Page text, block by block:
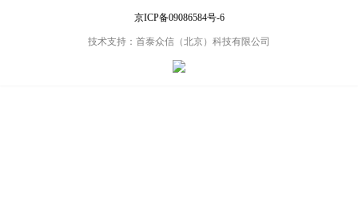
京ICP备09086584号-6
技术支持：首泰众信（北京）科技有限公司